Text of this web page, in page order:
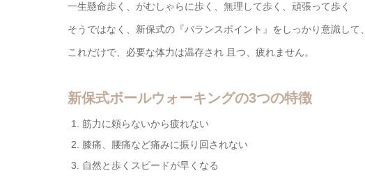
一生懸命歩く、がむしゃらに歩く、無理して歩く、頑張って歩く
そうではなく、新保式の『バランスポイント』をしっかり意識して、
これだけで、必要な体力は温存され 且つ、疲れません。
新保式ボールウォーキングの3つの特徴
筋力に頼らないから疲れない
膝痛、腰痛など痛みに振り回されない
自然と歩くスピードが早くなる